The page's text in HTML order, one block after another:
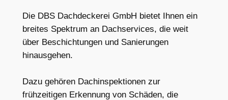
Die DBS Dachdeckerei GmbH bietet Ihnen ein
breites Spektrum an Dachservices, die weit
über Beschichtungen und Sanierungen
hinausgehen.
Dazu gehören Dachinspektionen zur
frühzeitigen Erkennung von Schäden, die